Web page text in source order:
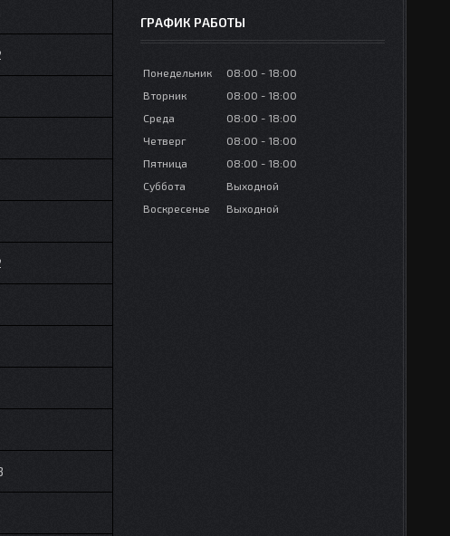
ГРАФИК РАБОТЫ
Понедельник 08:00
18:00
Вторник
08:00
18:00
Среда
08:00
18:00
Четверг
08:00
18:00
Пятница
08:00
18:00
Суббота
Выходной
Воскресенье
Выходной